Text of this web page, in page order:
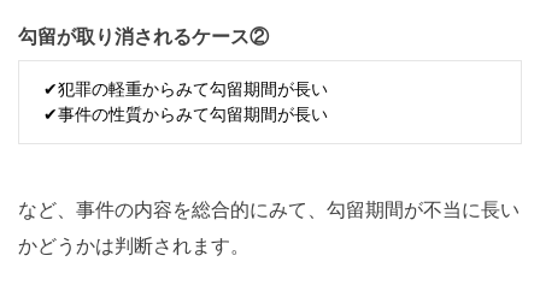
勾留が取り消されるケース②
✔犯罪の軽重からみて勾留期間が長い
✔事件の性質からみて勾留期間が長い
など、事件の内容を総合的にみて、勾留期間が不当に長い
かどうかは判断されます。